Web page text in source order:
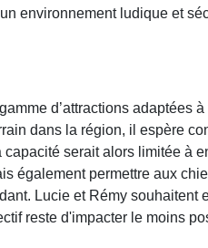
environnement ludique et
d’attractions adaptées
dans la région, il espère
serait alors limitée à
également permettre aux
Lucie et Rémy souhaitent
reste d'impacter le moins